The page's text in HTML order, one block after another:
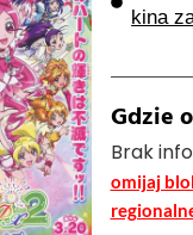
kina
Gdzie
Brak
omijaj